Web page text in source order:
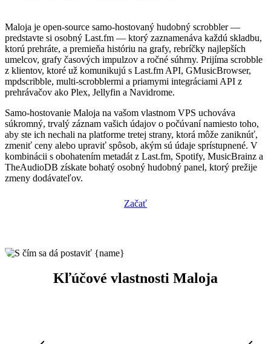
Maloja je open-source samo-hostovaný hudobný scrobbler —
predstavte si osobný Last.fm — ktorý zaznamenáva každú skladbu,
ktorú prehráte, a premieňa históriu na grafy, rebríčky najlepších
umelcov, grafy časových impulzov a ročné súhrny. Prijíma scrobble
z klientov, ktoré už komunikujú s Last.fm API, GMusicBrowser,
mpdscribble, multi-scrobblermi a priamymi integráciami API z
prehrávačov ako Plex, Jellyfin a Navidrome.
Samo-hostovanie Maloja na vašom vlastnom VPS uchováva
súkromný, trvalý záznam vašich údajov o počúvaní namiesto toho,
aby ste ich nechali na platforme tretej strany, ktorá môže zaniknúť,
zmeniť ceny alebo upraviť spôsob, akým sú údaje sprístupnené. V
kombinácii s obohatením metadát z Last.fm, Spotify, MusicBrainz a
TheAudioDB získate bohatý osobný hudobný panel, ktorý prežije
zmeny dodávateľov.
Začať
Kľúčové vlastnosti Maloja